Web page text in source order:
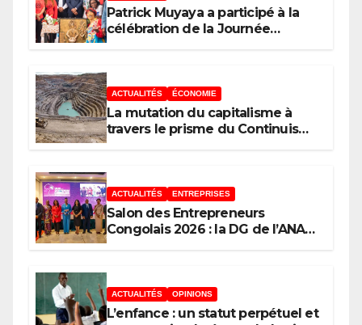
Patrick Muyaya a participé à la
célébration de la Journée
et l’Union Nationale des
Caméramans du Congo
ACTUALITÉS ÉCONOMIE
La mutation du capitalisme à
travers le prisme du Continuisme
ACTUALITÉS ENTREPRISES
Salon des Entrepreneurs
Congolais 2026 : la DG de l’ANAPI
phare de l’investissement en
Afrique
ACTUALITÉS OPINIONS
L’enfance : un statut perpétuel et